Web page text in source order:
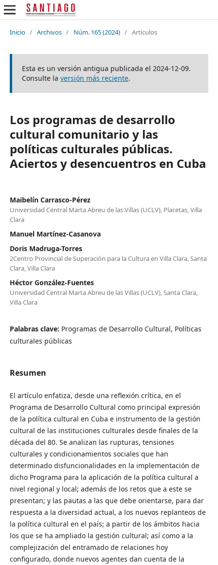
Inicio / Archivos / Núm. 165 (2024) / Artículos
Esta es un versión antigua publicada el 2024-12-09.
Consulte la versión más reciente.
Los programas de desarrollo
cultural comunitario y las
políticas culturales públicas.
Aciertos y desencuentros en Cuba
Maibelín Carrasco-Pérez
Universidad Central Marta Abreu de las Villas (UCLV), Placetas, Villa
Clara
Manuel Martínez-Casanova
Doris Madruga-Torres
2Centro Provincial de Superación para la Cultura en Villa Clara, Santa
Clara, Villa Clara
Héctor González-Fuentes
Universidad Central Marta Abreu de las Villas (UCLV), Santa Clara,
Villa Clara
Palabras clave: Programas de Desarrollo Cultural, Políticas
culturales públicas
Resumen
El artículo enfatiza, desde una reflexión crítica, en el
Programa de Desarrollo Cultural como principal expresión
de la política cultural en Cuba e instrumento de la gestión
cultural de las instituciones culturales desde finales de la
década del 80. Se analizan las rupturas, tensiones
culturales y condicionamientos sociales que han
determinado disfuncionalidades en la implementación de
dicho Programa para la aplicación de la política cultural a
nivel regional y local; además de los retos que a este se
presentan; y las pautas a las que debe orientarse, para dar
respuesta a la diversidad actual, a los nuevos replanteos de
la política cultural en el país; a partir de los ámbitos hacia
los que se ha ampliado la gestión cultural; así como a la
complejización del entramado de relaciones hoy
configurado, donde nuevos agentes dan cuenta de la